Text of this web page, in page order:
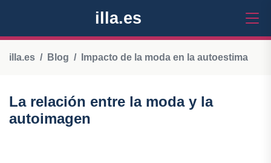
illa.es
illa.es Blog Impacto de la moda en la autoestima
La relación entre la moda y la
autoimagen